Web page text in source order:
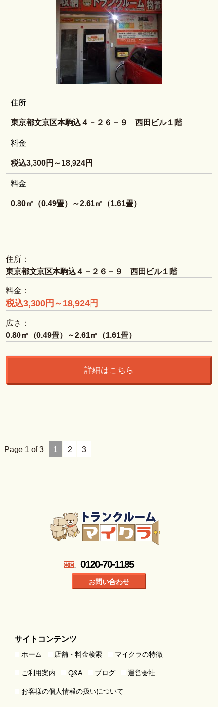
住所
東京都文京区本駒込４－２６－９ 西田ビル１階
料金
税込3,300円～18,924円
料金
0.80㎡（0.49畳）～2.61㎡（1.61畳）
住所：
東京都文京区本駒込４－２６－９ 西田ビル１階
料金：
税込3,300円～18,924円
広さ：
0.80㎡（0.49畳）～2.61㎡（1.61畳）
詳細はこちら
Page 1 of 3 1 2 3
0120-70-1185
お問い合わせ
サイトコンテンツ
ホーム 店舗・料金検索 マイクラの特徴
ご利用案内 Q&A ブログ 運営会社
お客様の個人情報の扱いについて